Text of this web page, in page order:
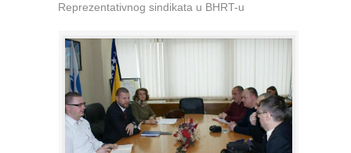
Reprezentativnog sindikata u BHRT-u